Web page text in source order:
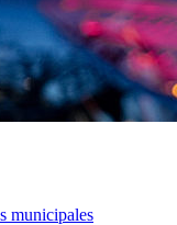
municipales